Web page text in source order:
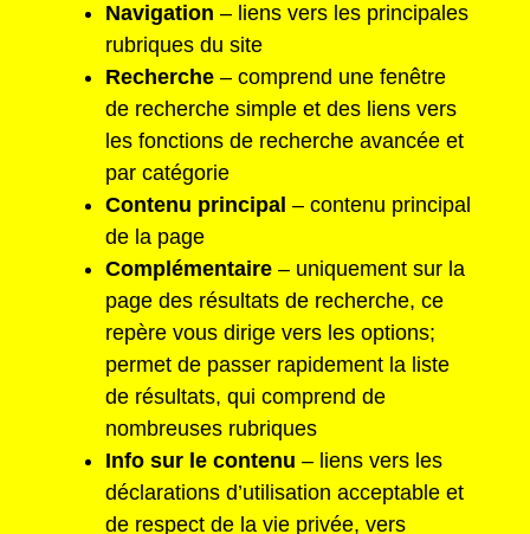
Navigation – liens vers les principales
rubriques du site
Recherche – comprend une fenêtre
de recherche simple et des liens vers
les fonctions de recherche avancée et
par catégorie
Contenu principal – contenu principal
de la page
Complémentaire – uniquement sur la
page des résultats de recherche, ce
repère vous dirige vers les options;
permet de passer rapidement la liste
de résultats, qui comprend de
nombreuses rubriques
Info sur le contenu – liens vers les
déclarations d’utilisation acceptable et
de respect de la vie privée, vers